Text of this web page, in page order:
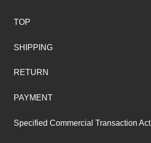
TOP
SHIPPING
RETURN
PAYMENT
Specified Commercial Transaction Act